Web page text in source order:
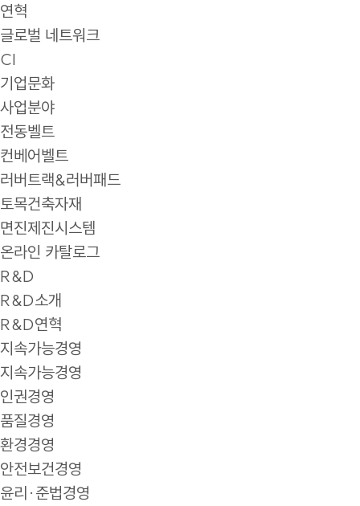
연혁
글로벌 네트워크
CI
기업문화
사업분야
전동벨트
컨베어벨트
러버트랙&러버패드
토목건축자재
면진제진시스템
온라인 카탈로그
R&D
R&D소개
R&D연혁
지속가능경영
지속가능경영
인권경영
품질경영
환경경영
안전보건경영
윤리·준법경영